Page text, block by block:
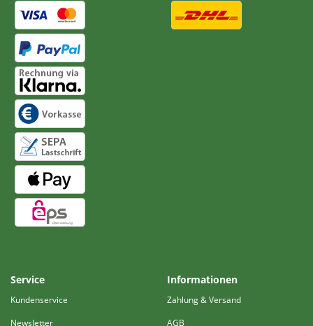
Service
Kundenservice
Newsletter
Informationen
Zahlung & Versand
AGB